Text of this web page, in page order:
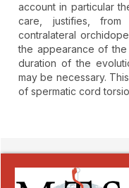
account in particular
care, justifies,
contralateral
the appearance of
duration of the
may be necessary.
of spermatic cord